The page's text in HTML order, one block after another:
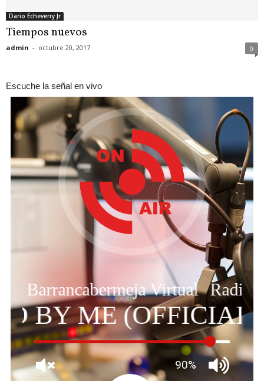
Dario Echeverry Jr
Tiempos nuevos
admin - octubre 20, 2017 0
Escuche la señal en vivo